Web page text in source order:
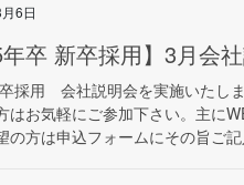
6日
年卒 新卒採用】3月会
採用 会社説明会を実施いたし
はお気軽にご参加下さい。主に
の方は申込フォームにその旨ご